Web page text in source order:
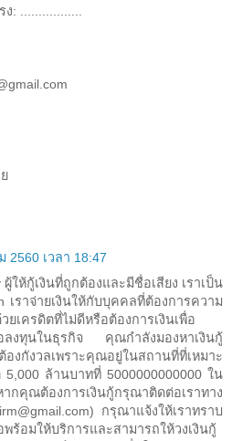
: .................
2560 เวลา 18:47
ให้กู้เงินที่ถูกต้องและมีชื่อเสียง เราเป็น
เราจ่ายเงินให้กับบุคคลที่ต้องการความ
ยเครดิตที่ไม่ดีหรือต้องการเงินเพื่อ
อลงทุนในธุรกิจ คุณกำลังมองหาเงินกู้
งกังวลเพราะคุณอยู่ในสถานที่ที่เหมาะ
5,000 ล้านบาทที่ 5000000000000 ใน
กคุณต้องการเงินกู้กรุณาติดต่อเราทาง
กรุณาแจ้งให้เราทราบ
ร้อมให้บริการและสามารถให้วงเงินกู้